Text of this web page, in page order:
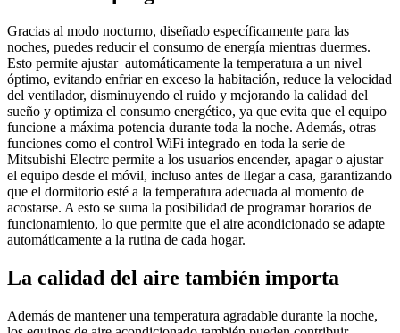
Gracias al modo nocturno, diseñado específicamente para las
noches, puedes reducir el consumo de energía mientras duermes.
Esto permite ajustar automáticamente la temperatura a un nivel
óptimo, evitando enfriar en exceso la habitación, reduce la velocidad
del ventilador, disminuyendo el ruido y mejorando la calidad del
sueño y optimiza el consumo energético, ya que evita que el equipo
funcione a máxima potencia durante toda la noche. Además, otras
funciones como el control WiFi integrado en toda la serie de
Mitsubishi Electrc permite a los usuarios encender, apagar o ajustar
el equipo desde el móvil, incluso antes de llegar a casa, garantizando
que el dormitorio esté a la temperatura adecuada al momento de
acostarse. A esto se suma la posibilidad de programar horarios de
funcionamiento, lo que permite que el aire acondicionado se adapte
automáticamente a la rutina de cada hogar.
La calidad del aire también importa
Además de mantener una temperatura agradable durante la noche,